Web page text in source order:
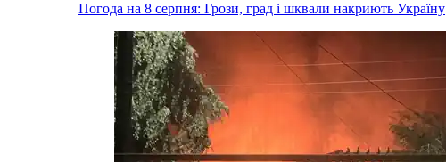
Погода на 8 серпня: Грози, град і шквали накриють Україну